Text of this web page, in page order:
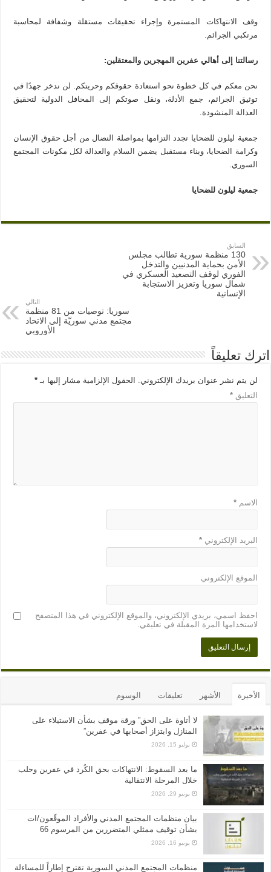
وقف الانتهاكات المستمرة وإجراء تحقيقات مستقلة وشفافة لمحاسبة
مرتكبي الجرائم.
رسالتنا إلى أهالي عفرين المهجرين والمعتقلين:
نحن معكم في كل خطوة نحو استعادة حقوقكم وحريتكم. لن ندخر جهدًا في
توثيق الجرائم، جمع الأدلة، ونقل صوتكم إلى المحافل الدولية لتحقيق
العدالة المنشودة.
جمعية ليلون للضحايا تجدد التزامها بمواصلة النضال من أجل حقوق الإنسان
وكرامة الضحايا، وبناء مستقبل يضمن السلام والعدالة لكل مكونات المجتمع
السوري.
جمعية ليلون للضحايا
السابق
130 منظمة سورية تطالب مجلس
الأمن بحماية المدنيين والتدخل
الفوري لوقف التصعيد العسكري في
شمال سوريا وتعزيز الاستجابة
الإنسانية
التالي
سوريا: توصيات من 81 منظمة
مجتمع مدني سوريّة إلى الاتحاد
الأوروبي
اترك تعليقاً
لن يتم نشر عنوان بريدك الإلكتروني. الحقول الإلزامية مشار إليها بـ*
التعليق*
الاسم*
البريد الإلكتروني*
الموقع الإلكتروني
احفظ اسمي، بريدي الإلكتروني، والموقع الإلكتروني في هذا المتصفح
لاستخدامها المرة المقبلة في تعليقي.
الأخيرة الأشهر تعليقات الوسوم
لا أتاوة على الحق” ورقة موقف بشأن الاستيلاء على
المنازل وابتزاز أصحابها في عفرين”
يوليو 15, 2026
ما بعد السقوط: الانتهاكات بحق الكُرد في عفرين وحلب
خلال المرحلة الانتقالية
يونيو 29, 2026
بيان منظمات المجتمع المدني والأفراد الموقّعون/ات
بشأن توقيف ممثلي المتضررين من المرسوم 66
يونيو 16, 2026
منظمات المجتمع المدني السورية تقترح إطاراً للمساءلة